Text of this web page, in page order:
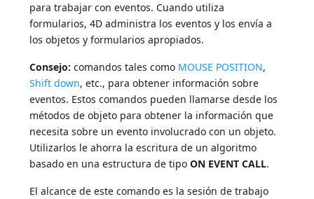
para trabajar con eventos. Cuando utiliza
formularios, 4D administra los eventos y los envía a
los objetos y formularios apropiados.
Consejo: comandos tales como MOUSE POSITION,
Shift down, etc., para obtener información sobre
eventos. Estos comandos pueden llamarse desde los
métodos de objeto para obtener la información que
necesita sobre un evento involucrado con un objeto.
Utilizarlos le ahorra la escritura de un algoritmo
basado en una estructura de tipoON EVENT CALL.
El alcance de este comando es la sesión de trabajo